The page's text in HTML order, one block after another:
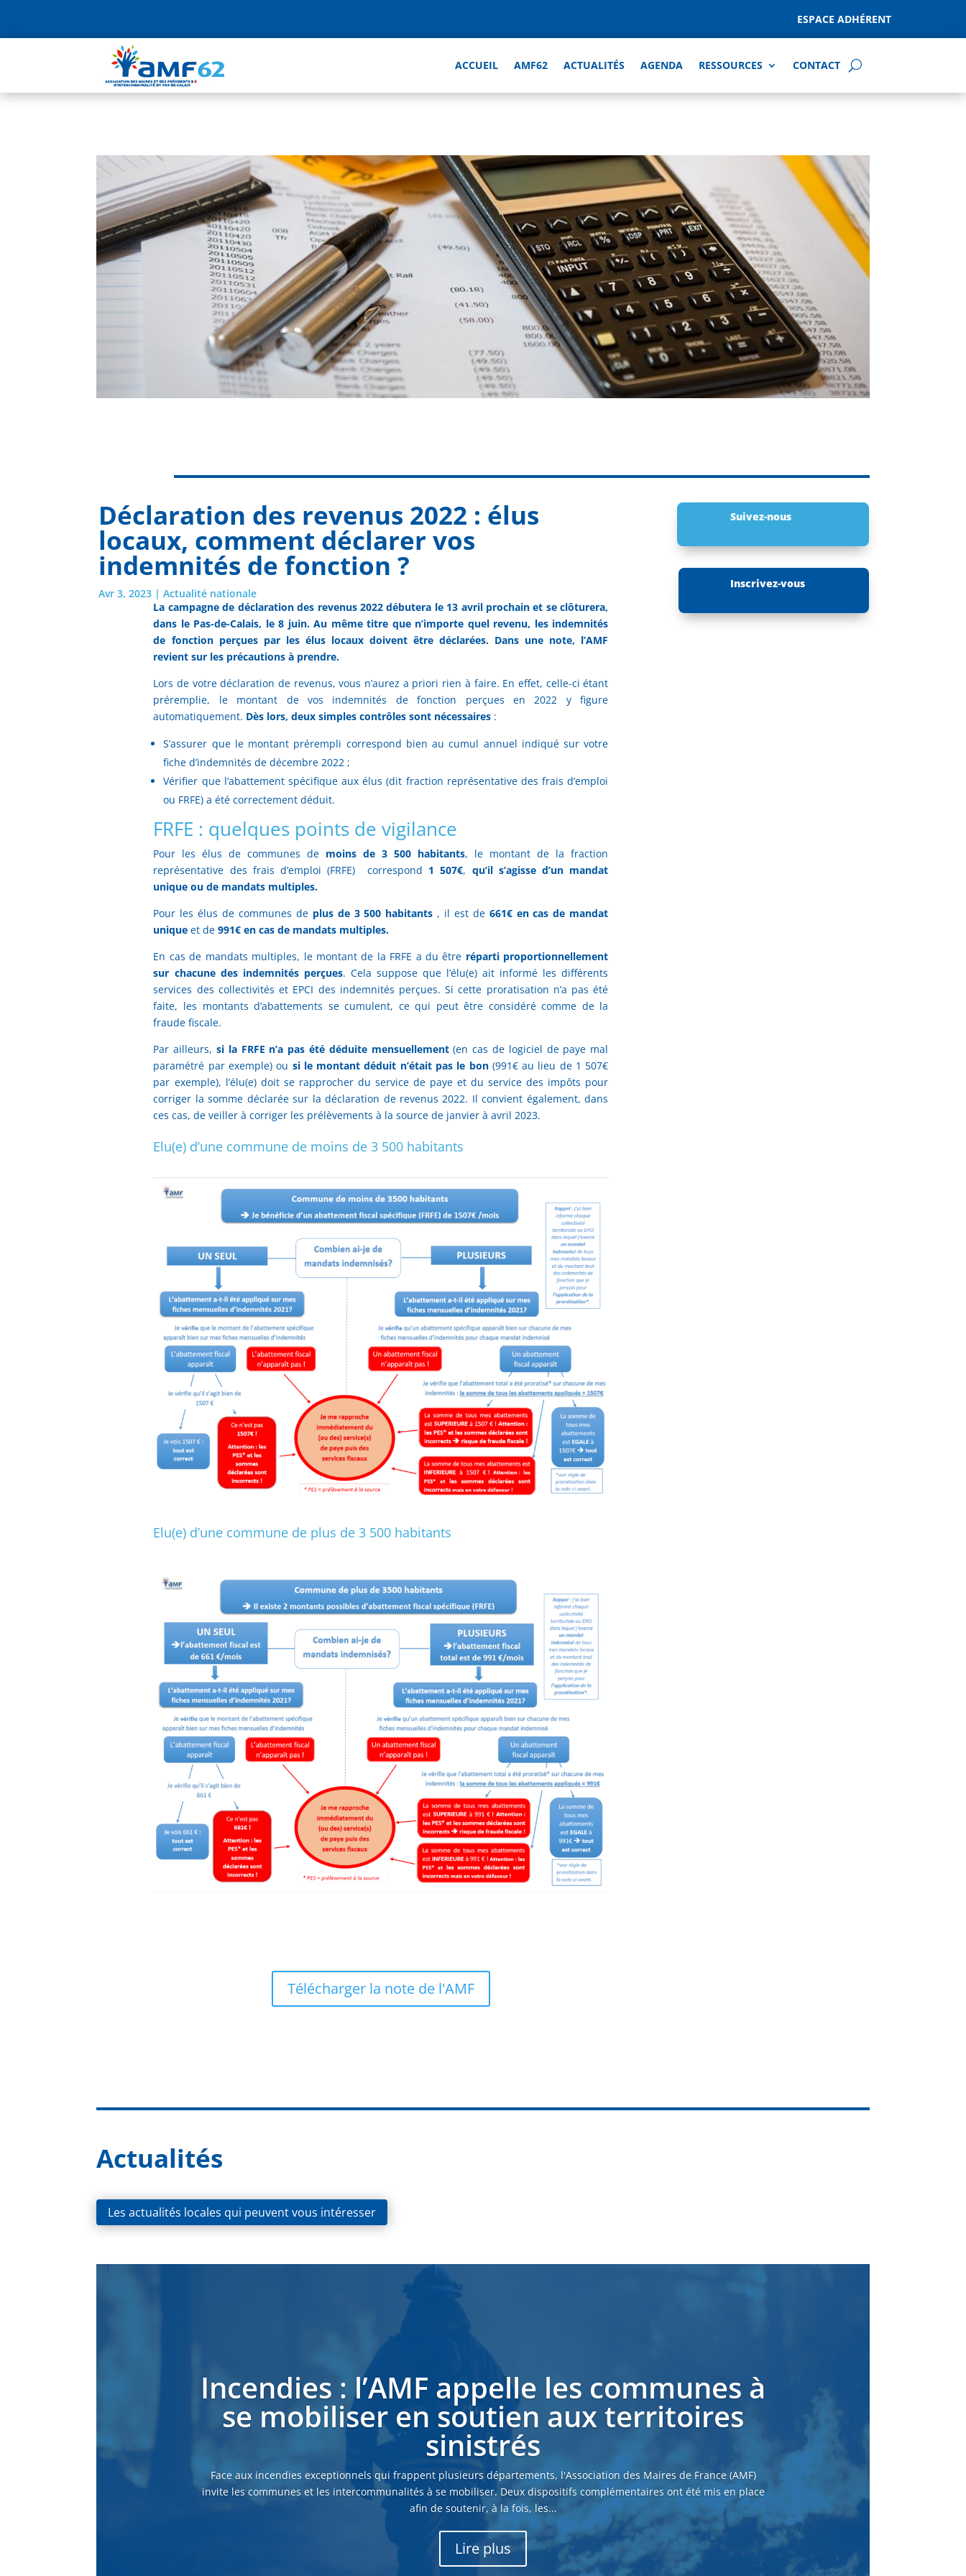
ESPACE ADHÉRENT
ACCUEIL AMF62 ACTUALITÉS AGENDA RESSOURCES CONTACT
Déclaration des revenus 2022 : élus
locaux, comment déclarer vos
indemnités de fonction ?
Avr 3, 2023 |Actualité nationale
La campagne de déclaration des revenus 2022 débutera le 13 avril prochain et se clôturera,
dans le Pas-de-Calais, le 8 juin. Au même titre que n’importe quel revenu, les indemnités
de fonction perçues par les élus locaux doivent être déclarées. Dans une note, l’AMF
revient sur les précautions à prendre.
Lors de votre déclaration de revenus, vous n’aurez a priori rien à faire. En effet, celle-ci étant
préremplie, le montant de vos indemnités de fonction perçues en 2022 y figure
automatiquement. Dès lors, deux simples contrôles sont nécessaires :
S’assurer que le montant prérempli correspond bien au cumul annuel indiqué sur votre
fiche d’indemnités de décembre 2022 ;
Vérifier que l’abattement spécifique aux élus (dit fraction représentative des frais d’emploi
ou FRFE) a été correctement déduit.
FRFE : quelques points de vigilance
Pour les élus de communes de moins de 3 500 habitants, le montant de la fraction
représentative des frais d’emploi (FRFE) correspond 1 507€, qu’il s’agisse d’un mandat
unique ou de mandats multiples.
Pour les élus de communes de plus de 3 500 habitants , il est de 661€ en cas de mandat
uniqueet de 991€ en cas de mandats multiples.
En cas de mandats multiples, le montant de la FRFE a du être réparti proportionnellement
sur chacune des indemnités perçues. Cela suppose que l’élu(e) ait informé les différents
services des collectivités et EPCI des indemnités perçues. Si cette proratisation n’a pas été
faite, les montants d’abattements se cumulent, ce qui peut être considéré comme de la
fraude fiscale.
Par ailleurs,si la FRFE n’a pas été déduite mensuellement(en cas de logiciel de paye mal
paramétré par exemple) ou si le montant déduit n’était pas le bon(991€ au lieu de 1 507€
par exemple), l’élu(e) doit se rapprocher du service de paye et du service des impôts pour
corriger la somme déclarée sur la déclaration de revenus 2022. Il convient également, dans
ces cas, de veiller à corriger les prélèvements à la source de janvier à avril 2023.
Elu(e) d’une commune de moins de 3 500 habitants
Elu(e) d’une commune de plus de 3 500 habitants
Télécharger la note de l'AMF
Suivez-nous
Inscrivez-vous
Actualités
Les actualités locales qui peuvent vous intéresser
Incendies : l’AMF appelle les communes à
se mobiliser en soutien aux territoires
sinistrés
Face aux incendies exceptionnels qui frappent plusieurs départements, l'Association des Maires de France (AMF)
invite les communes et les intercommunalités à se mobiliser. Deux dispositifs complémentaires ont été mis en place
afin de soutenir, à la fois, les...
Lire plus